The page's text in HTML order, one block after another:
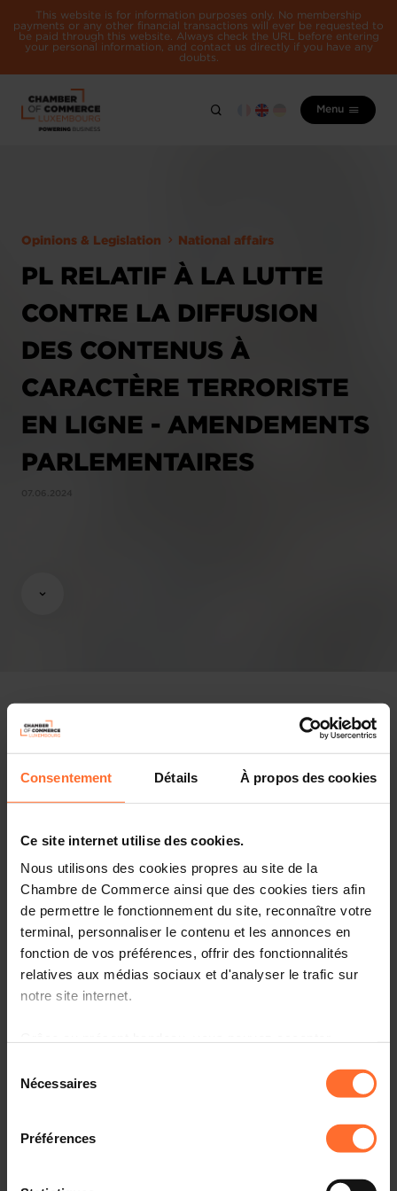
Consentement Détails À propos des cookies
Ce site internet utilise des cookies.
Nous utilisons des cookies propres au site de la
Chambre de Commerce ainsi que des cookies tiers afin
de permettre le fonctionnement du site, reconnaître votre
terminal, personnaliser le contenu et les annonces en
fonction de vos préférences, offrir des fonctionnalités
relatives aux médias sociaux et d'analyser le trafic sur
notre site internet.
à l’exception des cookies strictement nécessaires au
fonctionnement du site. Une description des différents
cookies est accessible sous l’onglet « Détails » ci-
dessus.
Il est précisé que la navigation sur le site et certaines
Nécessaires
Préférences
This website is for information purposes only. No membership
payments or any other financial transactions will ever be requested to
be paid through this website. Always check the URL before entering
your personal information, and contact us directly if you have any
doubts.
Menu
Opinions & Legislation National affairs
PL RELATIF À LA LUTTE
CONTRE LA DIFFUSION
DES CONTENUS À
CARACTÈRE TERRORISTE
EN LIGNE - AMENDEMENTS
PARLEMENTAIRES
Opinions & legislation
Practical info
Share this article
Projet de loi n°8325 portant mise en œuvre du
règlement (UE) 2021/784 du Parlement européen et du
Conseil du 29 avril 2021 relatif à la lutte contre la
amendements parlementaires relatifs au projet de loi
de la Chambre de Commerce.